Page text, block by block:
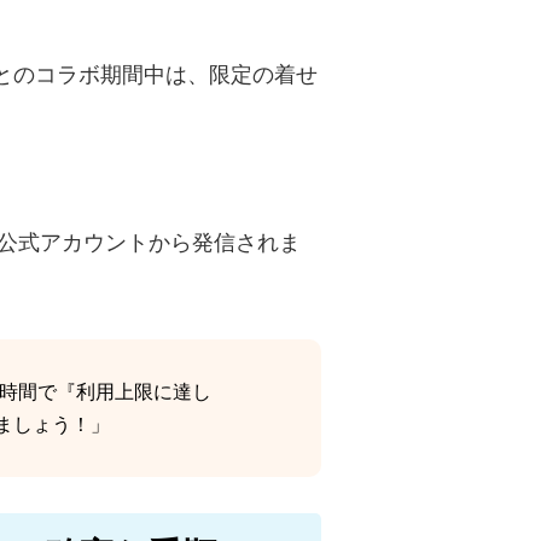
のコラボ期間中は、限定の着せ
式アカウントから発信されま
間で『利用上限に達し
ょう！」